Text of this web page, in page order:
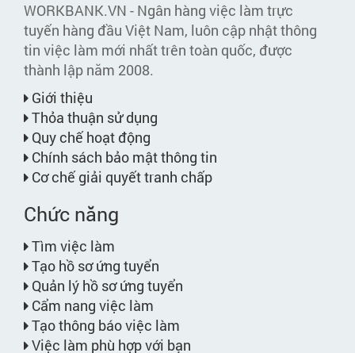
WORKBANK.VN - Ngân hàng việc làm trực
tuyến hàng đầu Việt Nam, luôn cập nhật thông
tin việc làm mới nhất trên toàn quốc, được
thành lập năm 2008.
Giới thiệu
Thỏa thuận sử dụng
Quy chế hoạt động
Chính sách bảo mật thông tin
Cơ chế giải quyết tranh chấp
Chức năng
Tìm việc làm
Tạo hồ sơ ứng tuyển
Quản lý hồ sơ ứng tuyển
Cẩm nang việc làm
Tạo thông báo việc làm
Việc làm phù hợp với bạn